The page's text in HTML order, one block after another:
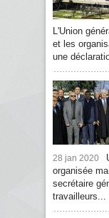
L'Union
et les
une
28 jan 2020
organisée
secrétaire
travailleurs...